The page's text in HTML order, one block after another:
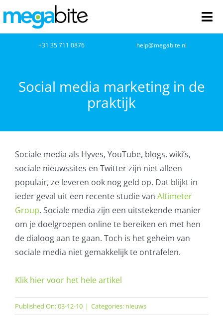
naar
inhoud
Cloud Computing
VOIP
Microsoft NCE
AVG
+31 35 711 0876 help@megabite.nl
Social media marketing in de
praktijk
Sociale media als Hyves, YouTube, blogs, wiki’s,
sociale nieuwssites en Twitter zijn niet alleen
populair, ze leveren ook nog geld op. Dat blijkt in
ieder geval uit een recente studie van Altimeter
Group. Sociale media zijn een uitstekende manier
om je doelgroepen online te bereiken en met hen
de dialoog aan te gaan. Toch is het geheim van
sociale media niet gemakkelijk te ontrafelen.
Klik hier voor het hele artikel
Published On: 03-12-10 | Categories: nieuws